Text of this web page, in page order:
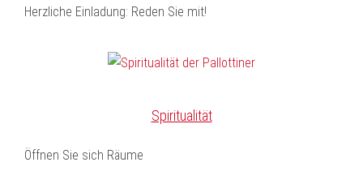
Herzliche Einladung: Reden Sie mit!
Spiritualität
Öffnen Sie sich Räume